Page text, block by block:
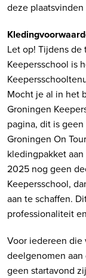
deze plaatsvinden
Let op! Tijdens de
Keepersschool is
Mocht je al in het
Groningen
pagina, dit is
Groningen On
kledingpakket
2025 nog geen
Keepersschool,
aan te schaffen.
professionaliteit
Voor iedereen
deelgenomen aan
geen startavond